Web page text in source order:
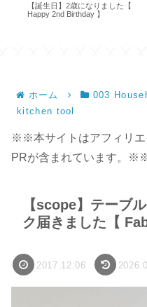
【誕生日】2歳になりました【
Happy 2nd Birthday 】
ホーム
003
kitchen tool
※※本サイトはアフィリエ
PRが含まれています。
【scope】テーブ
ク届きました【
2017.12.06